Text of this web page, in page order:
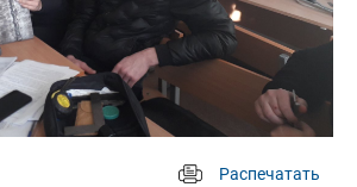
Распечатать